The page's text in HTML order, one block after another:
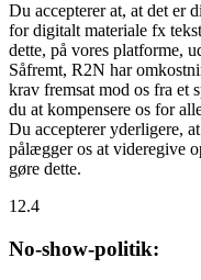
Du accepterer at, at det er
for digitalt materiale fx
dette, på vores platforme,
Såfremt, R2N har
krav fremsat mod os fra et
du at kompensere os for
Du accepterer yderligere,
pålægger os at videregive
gøre dette.
12.4
No-show-politik: